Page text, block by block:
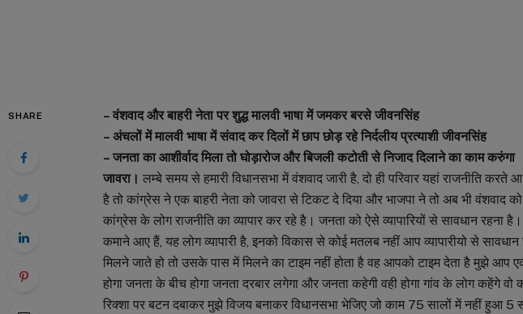
SHARE
– वंशवाद और बाहरी नेता पर शुद्ध मालवी भाषा में जमकर बरसे जीवनसिंह
– अंचलों में मालवी भाषा में संवाद कर दिलों में छाप छोड़ रहे निर्दलीय प्रत्याशी जीवनसिंह
– जनता का आशीर्वाद मिला तो घोड़ारोज और बिजली कटोती से निजाद दिलाने का काम करुंगा
जावरा। लम्बे समय से हमारी विधानसभा में वंशवाद जारी है, दो ही परिवार यहां राजनीति
है तो कांग्रेस ने एक बाहरी नेता को जावरा से टिकट दे दिया और भाजपा ने तो अब भी वंशवाद
कांग्रेस के लोग राजनीति का व्यापार कर रहे है। जनता को ऐसे व्यापारियों से सावधान रहना
कमाने आए हैं, यह लोग व्यापारी है, इनको विकास से कोई मतलब नहीं आप व्यापारीयो से
मिलने जाते हो तो उसके पास में मिलने का टाइम नहीं होता है वह आपको टाइम देता है मुझे आप
होगा जनता के बीच होगा जनता दरबार लगेगा और जनता कहेगी वही होगा गांव के लोग कहेंगे
रिक्शा पर बटन दबाकर मुझे विजय बनाकर विधानसभा भेजिए जो काम 75 सालों में नहीं हुआ